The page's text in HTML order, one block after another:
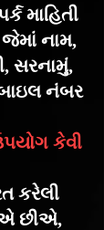
માહિતી
નામ,
સરનામું,
નંબર
કેવી
કરેલી
છીએ,